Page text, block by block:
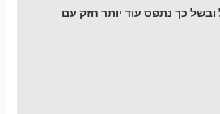
כך נתפס עוד יותר חזק עם